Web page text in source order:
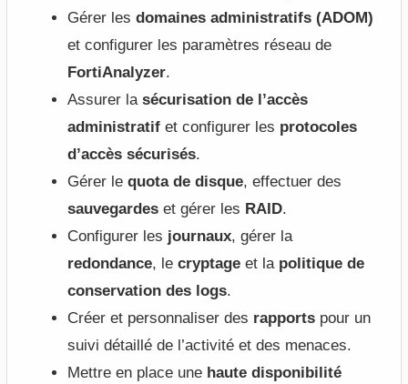
Gérer les domaines administratifs (ADOM)
et configurer les paramètres réseau de
FortiAnalyzer.
Assurer la sécurisation de l’accès
administratifet configurer les protocoles
d’accès sécurisés.
Gérer le quota de disque, effectuer des
sauvegardeset gérer les RAID.
Configurer les journaux, gérer la
redondance, le cryptageet la politique de
conservation des logs.
Créer et personnaliser des rapportspour un
suivi détaillé de l’activité et des menaces.
Mettre en place une haute disponibilité